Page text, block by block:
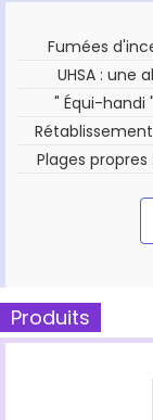
Fumées
UHSA : une
" Équi-handi
Plages
Produits